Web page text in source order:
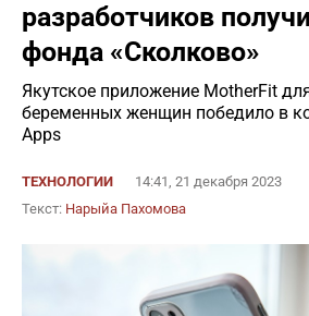
разработчиков
фонда «Сколково»
Якутское приложение MotherFit
беременных женщин победило в
Apps
ТЕХНОЛОГИИ
14:41, 21 декабря 2023
Текст: Нарыйа Пахомова